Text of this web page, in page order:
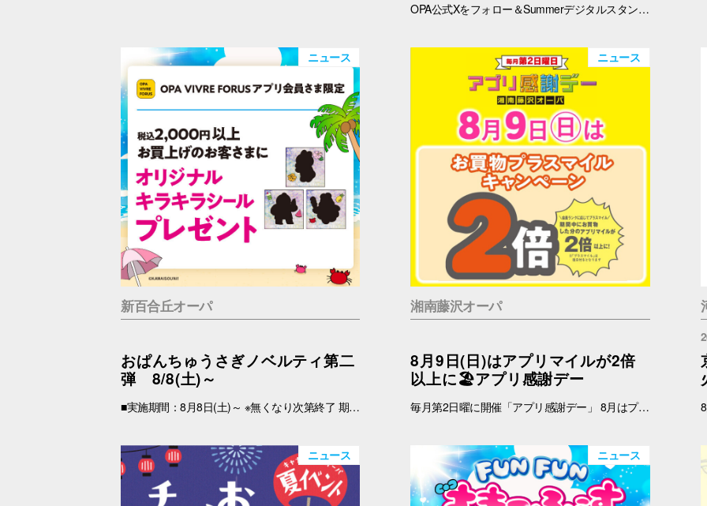
OPA公式Xをフォロー＆Summerデジタルスタンプラリーで撮影したARフォトを投稿して、OPA VIVRE FORUSアプリのショッピングチケットをゲットしよう！ ■ 景品 500円分のアプリショッピングチケットを2枚（計1,000円分）を抽選で20名さまにプレゼント！ ※税込2,000円で使える500円のショッピングチケットを2枚進呈します。 ■ 応募期間 2026年8月1日(土) ～ 8月30日(日) 23:59まで ※当選者には8月31日(月)以降にDMにてご連絡いたします。 ■ 応募方法 OPA公式X（@opa_vivre_forus）をフォロー Summerデジタルスタンプラリーに参加して、ARフォトを撮影 ハッシュタグ「#おぱんちゅうさぎOPA」「#おぱんちゅうさぎFORUS」「#おぱんちゅうさぎVIVRE」のいずれかをつけて、撮影したARフォトを投稿！ ■ ご注意・各種規約 【撮影・投稿に関する注意】 撮影の際は、周囲のお客さまの通行の妨げにならないようご注意ください。 店内での撮影の際は、各店舗のルールやご案内に沿ってお楽しみください。 ARフォトの撮影、投稿するARフォトは、他のお客さまの顔等が映らないようご配慮をお願いいたします。 危険な行為（階段や無理な姿勢など）はお控えください。 【個人情報・権利に関する注意】 ARフォトの撮影・投稿にあたっては、他のお客さまのプライバシーにご配慮いただき、顔等が写り込まないようお願いいたします。 他のお客さまや第三者が写る場合は、必ずご本人の許可を得たうえで投稿してください。 投稿写真に含まれる著作物（ポスター・商品デザイン等）についてもご配慮ください。 SNSの性質上、投稿された写真は他の利用者に保存・共有される場合がございます。ご理解のうえご参加いただけますと幸いです。 【SNS投稿ルール】 投稿内容が公序良俗に反する場合や、不適切と判断される場合は応募対象外となります。 非公開アカウントからの投稿は応募対象外となる場合がございます。 ハッシュタグや応募条件を満たしていない場合、抽選対象外となる場合がございます。 【キャンペーン関連】 賞品の内容は予告なく変更となる場合がございます。 投稿いただいた画像は、当選者の選定のみに使用し、その他の目的で使用することはございません。
ニュース
新百合丘オーパ
おぱんちゅうさぎノベルティ第二
弾 8/8(土)～
■実施期間：8月8日(土)～ ※無くなり次第終了 期間中、税込2,000円以上(合算可)お買上げのOPA VIVRE FORUSアプリ会員さま限定で、「キラキラシール」 をプレゼント！ アプリの【クーポン画面】と【税込2,000円以上のレシート(合算可)】をお持ちの上、引換場所にお越しくださいませ。 ※新百合丘オーパのレシートのみ対象。館をまたいだレシートの合算は不可。 ※絵柄はお選びいただけません。 ■レシート対象期間 2026年8月8日(土)～ ■引換場所・引換時間 引換場所：B1F インフォメーション 引換時間：10:00～21:00 ■注意事項 ※ノベルティは数量限定のため、なくなり次第終了となりますので予めご了承ください。 ※ノベルティの引き換えは、おひとりさま3枚までとなります。 ※お買上げレシートは、期間中の対象店舗のものに限ります（一部対象外のショップ・商品がございます） ※新百合丘オーパのレシートのみ対象。館をまたいだレシートの合算は不可。 ※絵柄はお選びいただけません。 ※画像はイメージです。 ＜レシート対象外ショップ＞ B1F：HIS 1F：調剤薬局 2F：フェリーチェデンタルクリニック、楽天モバイル、免許の窓口 4F：セレスの館 5F：ガールズミニョン、ガシャポンのデパート、ソフトバンク、なんぼや、ほけんの窓口
ニュース
湘南藤沢オーパ
8月9日(日)はアプリマイルが2倍
以上に🏖️アプリ感謝デー
毎月第2日曜に開催「アプリ感謝デー」 8月はプラスマイルキャンペーンを実施いたします。 8月9日(日)に、オーパアプリを使ってお買物をすると、ランクに応じてアプリマイルが2倍以上になります。おトクな機会をお見逃しなく！ 【開催日】 8月9日(日) 【お買物プラスマイルキャンペーン】 8月9日(日)にオーパアプリを使ってお買物をすると、会員ランクに応じて下記のポイントが付与されます。 お会計の際にオーパアプリをレジスタッフにご提示ください。 【アプリマイル付与】 ダイヤモンド会員…1マイル＋1.5マイル プラチナ会員…1マイル＋1.3マイル ゴールド会員…1マイル＋1.2マイル シルバー会員…1マイル＋1.1マイル ブロンズ会員…1マイル＋1マイル ≪例≫・・・ダイヤモンド会員さまが期間中1万円以上のお買物 ➡通常10,000マイル＋15,000マイル＝合計25,000マイル ※プラス分のマイル加算予定日：2025年8月12日(水) ※期間中のプラスマイル分をまとめて加算します。 ※付与されるマイルはランクによって異なります。 ※キャンペーン最終日の営業終了時点のランクをもとに加算マイル数を算出いたします。 ※小数点以下の端数は切り捨てとなります。 -------------------------------------- ▽オーパ公式アプリダウンロードはこちら▽ App Storeはこちら Google Playはこちら ■オーパ公式アプリについて詳しくはこちら -------------------------------------- 【セルフレジではアプリマイルは付きません】 ※以下のお店ではショップスタッフのいるレジにて、オーパアプリをご提示ください。 ●2階 バーガーキング ●4階 セリア ●7階 無印良品 ※期間中にアプリを新規ダウンロードしていただいた方も対象となります。 ※一部対象外ショップがございます。 ➡詳しくはこちら -------------------------------------------
ニュース ニュース